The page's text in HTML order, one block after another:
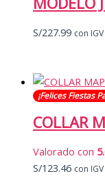
S/227.99 con IGV
¡Felices Fiestas
COLLAR
Valorado con
S/123.46 con IGV